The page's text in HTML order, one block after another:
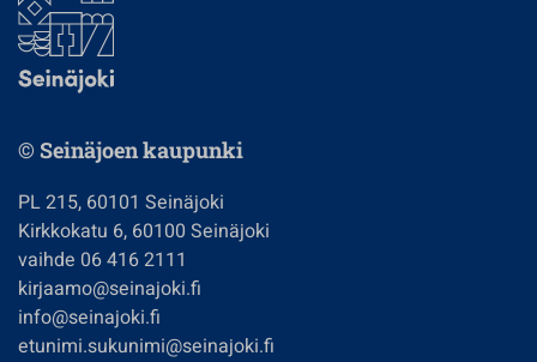
© Seinäjoen kaupunki
PL 215, 60101 Seinäjoki
Kirkkokatu 6, 60100 Seinäjoki
vaihde 06 416 2111
kirjaamo@seinajoki.fi
info@seinajoki.fi
etunimi.sukunimi@seinajoki.fi